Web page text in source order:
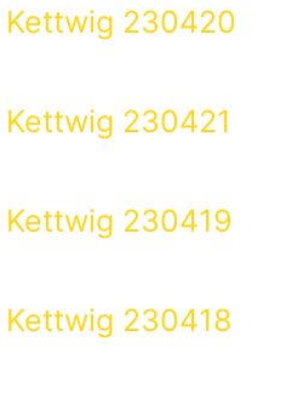
230420
230421
230419
230418